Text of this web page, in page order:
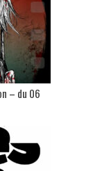
– du 06